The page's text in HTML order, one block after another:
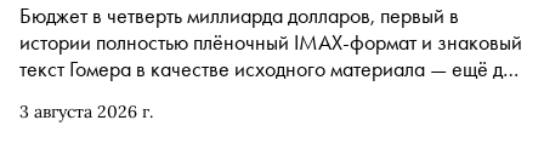
3 августа 2026 г.
Бюджет в четверть миллиарда долларов, первый в
истории полностью плёночный IMAX-формат и знаковый
текст Гомера в качестве исходного материала — ещё до
настоящим событием. Однако при просмотре становится